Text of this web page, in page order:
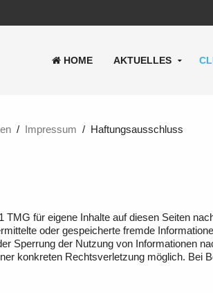
HOME AKTUELLES
Impressum Haftungsausschluss
für eigene Inhalte auf diesen Seiten
oder gespeicherte fremde
Sperrung der Nutzung von Informationen
konkreten Rechtsverletzung möglich.